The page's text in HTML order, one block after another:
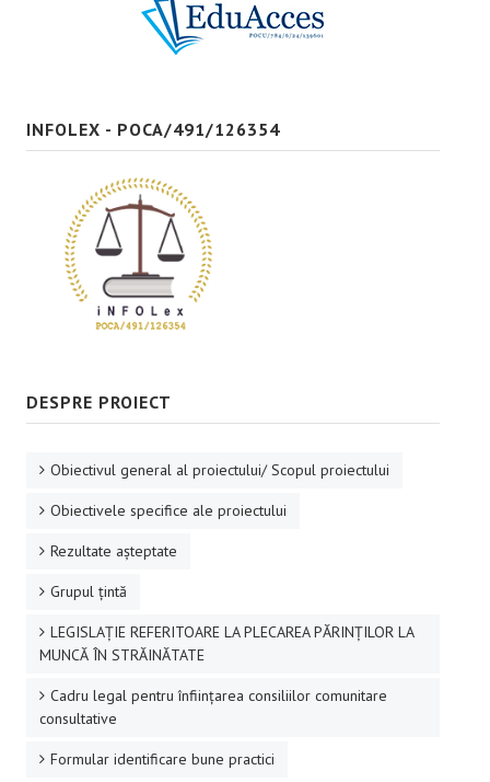
INFOLEX - POCA/491/126354
DESPRE PROIECT
Obiectivul general al proiectului/ Scopul proiectului
Obiectivele specifice ale proiectului
Rezultate aşteptate
Grupul ţintă
LEGISLAȚIE REFERITOARE LA PLECAREA PĂRINȚILOR LA
MUNCĂ ÎN STRĂINĂTATE
Cadru legal pentru înființarea consiliilor comunitare
consultative
Formular identificare bune practici